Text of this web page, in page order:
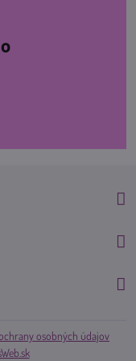
osobných údajov